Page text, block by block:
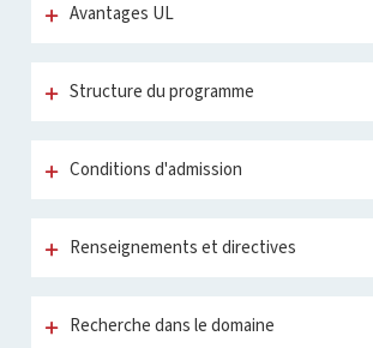
Avantages UL
Structure du programme
Conditions d'admission
Renseignements et directives
Recherche dans le domaine